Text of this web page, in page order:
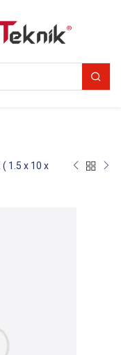
( 1.5 x 10 x